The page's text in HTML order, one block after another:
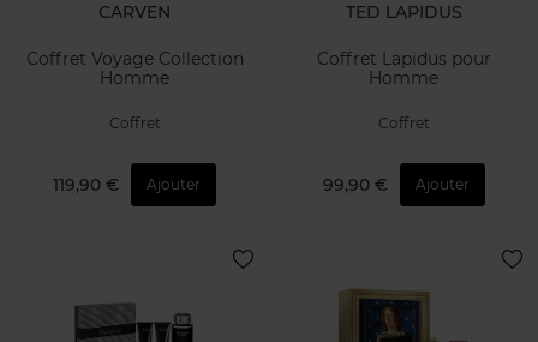
CARVEN
Coffret Voyage Collection
Homme
Coffret
119,90 € Ajouter
TED LAPIDUS
Coffret Lapidus pour
Homme
Coffret
99,90 € Ajouter